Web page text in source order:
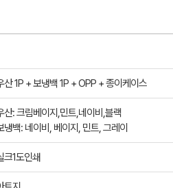
산 1P + 보냉백 1P + OPP + 종이케이스
산: 크림베이지,민트,네이비,블랙
냉백: 네이비, 베이지, 민트, 그레이
크1도인쇄